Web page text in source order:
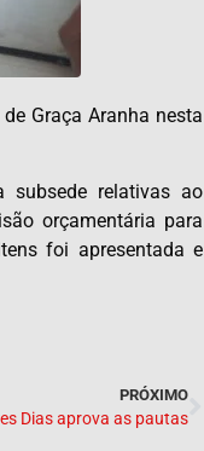
Graça Aranha nesta
subsede relativas ao
orçamentária para
foi apresentada e
PRÓXIMO
Dias aprova as pautas